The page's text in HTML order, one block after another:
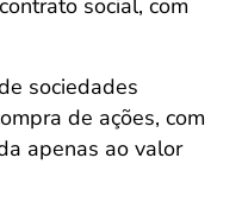
social, com
sociedades
de ações, com
apenas ao valor